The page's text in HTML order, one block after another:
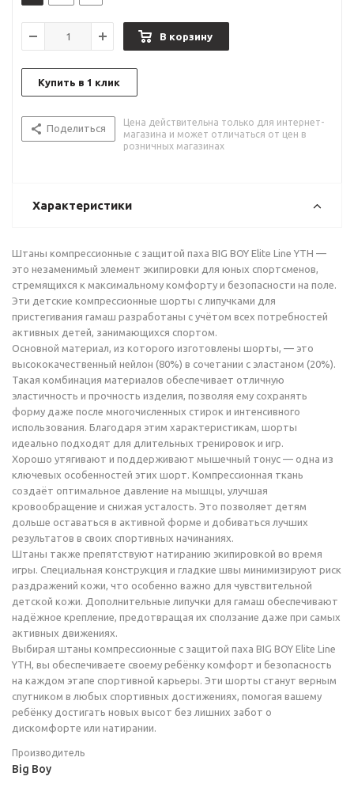
В корзину
Купить в 1 клик
Поделиться
Цена действительна только для интернет-
магазина и может отличаться от цен в
розничных магазинах
Характеристики
Штаны компрессионные с защитой паха BIG BOY Elite Line YTH —
это незаменимый элемент экипировки для юных спортсменов,
стремящихся к максимальному комфорту и безопасности на поле.
Эти детские компрессионные шорты с липучками для
пристегивания гамаш разработаны с учётом всех потребностей
активных детей, занимающихся спортом.
Основной материал, из которого изготовлены шорты, — это
высококачественный нейлон (80%) в сочетании с эластаном (20%).
Такая комбинация материалов обеспечивает отличную
эластичность и прочность изделия, позволяя ему сохранять
форму даже после многочисленных стирок и интенсивного
использования. Благодаря этим характеристикам, шорты
идеально подходят для длительных тренировок и игр.
Хорошо утягивают и поддерживают мышечный тонус — одна из
ключевых особенностей этих шорт. Компрессионная ткань
создаёт оптимальное давление на мышцы, улучшая
кровообращение и снижая усталость. Это позволяет детям
дольше оставаться в активной форме и добиваться лучших
результатов в своих спортивных начинаниях.
Штаны также препятствуют натиранию экипировкой во время
игры. Специальная конструкция и гладкие швы минимизируют риск
раздражений кожи, что особенно важно для чувствительной
детской кожи. Дополнительные липучки для гамаш обеспечивают
надёжное крепление, предотвращая их сползание даже при самых
активных движениях.
Выбирая штаны компрессионные с защитой паха BIG BOY Elite Line
YTH, вы обеспечиваете своему ребёнку комфорт и безопасность
на каждом этапе спортивной карьеры. Эти шорты станут верным
спутником в любых спортивных достижениях, помогая вашему
ребёнку достигать новых высот без лишних забот о
дискомфорте или натирании.
Производитель
Big Boy